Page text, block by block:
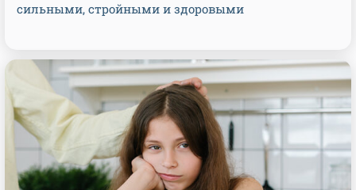
сильными, стройными и здоровыми